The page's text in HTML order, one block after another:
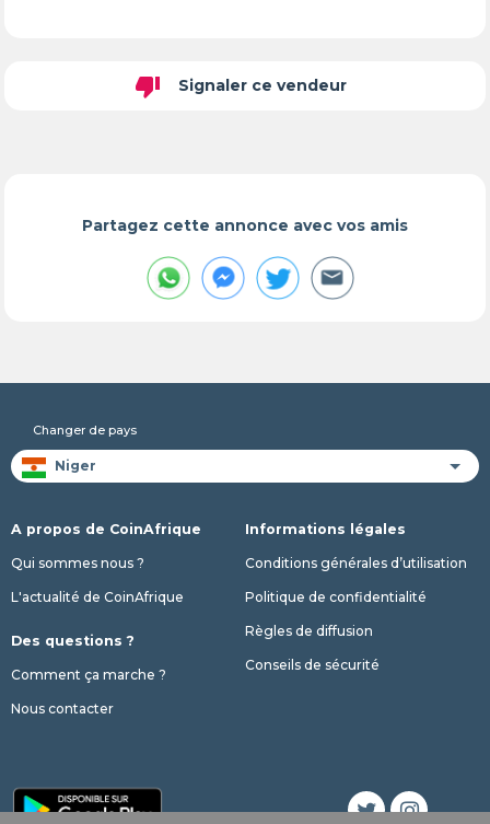
thumb_down Signaler ce vendeur
Partagez cette annonce avec vos amis
Changer de pays
A propos de CoinAfrique
Qui sommes nous ?
L'actualité de CoinAfrique
Des questions ?
Comment ça marche ?
Nous contacter
Informations légales
Conditions générales d’utilisation
Politique de confidentialité
Règles de diffusion
Conseils de sécurité